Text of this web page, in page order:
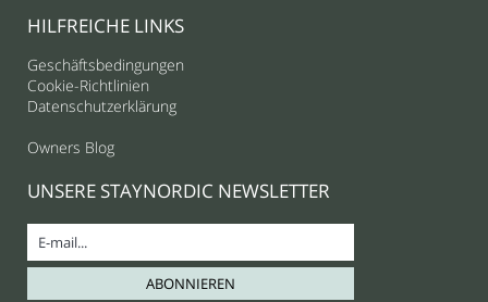
HILFREICHE LINKS
Geschäftsbedingungen
Cookie-Richtlinien
Datenschutzerklärung
Owners Blog
UNSERE STAYNORDIC NEWSLETTER